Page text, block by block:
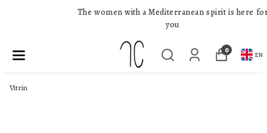
The women with a Mediterranean spirit is here for
0
EN
Vitrin